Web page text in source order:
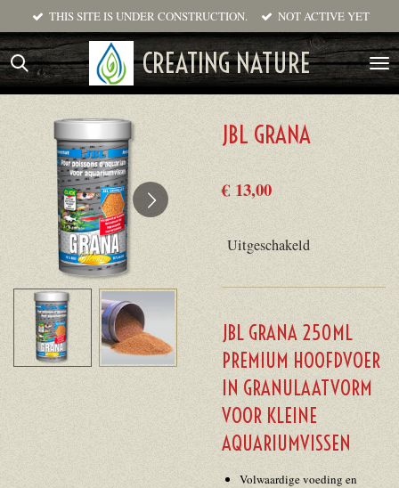
direct
naar
de
CREATING NATURE
THIS SITE IS UNDER CONSTRUCTION. NOT ACTIVE YET
JBL GRANA
€ 13,00
Uitgeschakeld
JBL GRANA 250ML
PREMIUM HOOFDVOER
IN GRANULAATVORM
VOOR KLEINE
AQUARIUMVISSEN
Volwaardige voeding en